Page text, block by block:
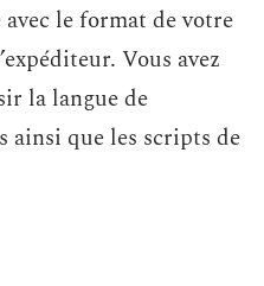
le format de votre
Vous avez
la langue de
ainsi que les scripts de